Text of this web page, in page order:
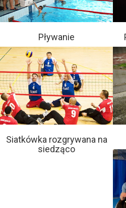
Pływanie
Siatkówka rozgrywana na
siedząco